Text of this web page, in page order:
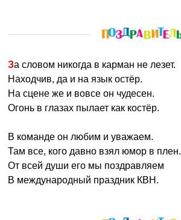
За словом никогда в карман не лезет.
Находчив, да и на язык остёр.
На сцене же и вовсе он чудесен.
Огонь в глазах пылает как костёр.
В команде он любим и уважаем.
Там все, кого давно взял юмор в плен.
От всей души его мы поздравляем
В международный праздник КВН.